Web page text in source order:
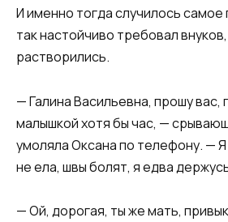
И именно тогда случилось самое
так настойчиво требовал
растворились.
— Галина Васильевна, прошу вас,
малышкой хотя бы час, —
умоляла Оксана по телефону. —
не ела, швы болят, я едва
— Ой, дорогая, ты же мать,